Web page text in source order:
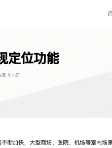
定位功能
源: 维小帮
断加快，大型商场、医院、机场等室内场